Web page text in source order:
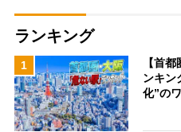
ランキング
1
【首
ンキン
化”の